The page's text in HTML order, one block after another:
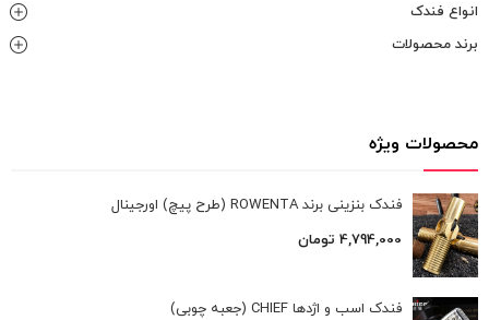
انواع فندک
برند محصولات
محصولات ویژه
فندک بنزینی برند ROWENTA (طرح پیچ) اورجینال
4,794,000 تومان
فندک اسب و اژدها CHIEF (جعبه چوبی)